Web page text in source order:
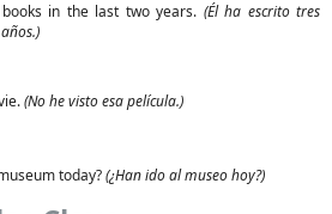
in the last two years. (Él ha escrito tres
(No he visto esa película.)
today?(¿Han ido al museo hoy?)